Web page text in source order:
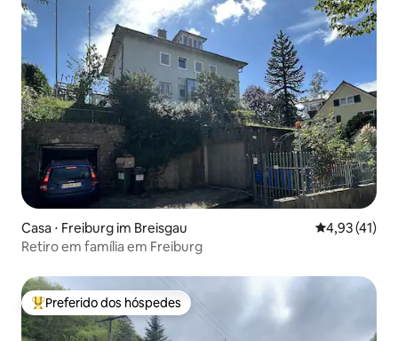
Casa ⋅ Freiburg im Breisgau 4,93 de uma
4,93 (41)
Retiro em família em Freiburg
Entre os melhores preferidos dos hóspedes
Preferido dos hóspedes